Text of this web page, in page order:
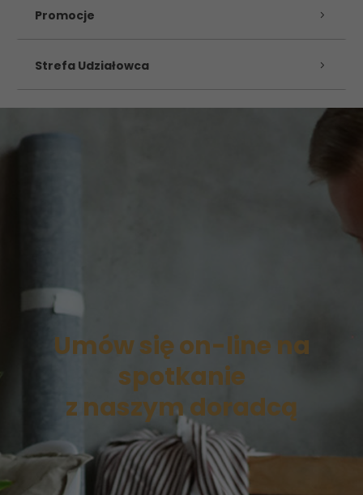
Promocje
Strefa Udziałowca
Umów się on-line na
spotkanie
z naszym doradcą